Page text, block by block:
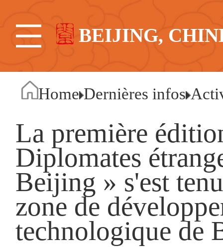
BEIJING,
Home Dernières infos
La première
Diplomates
Beijing » s'est
zone de
technologique de